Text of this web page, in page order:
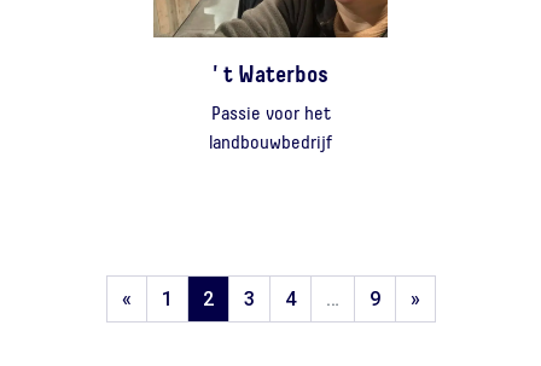
' t Waterbos
Passie voor het
landbouwbedrijf
« 1 2 3 4 … 9 »